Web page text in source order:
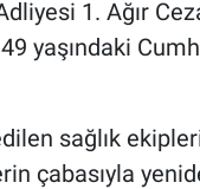
1. Ağır
yaşındaki
sağlık
çabasıyla